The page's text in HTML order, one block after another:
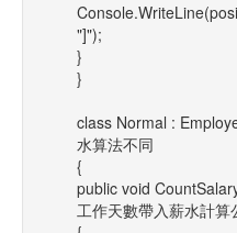
"]");
}
}
class Normal :
水算法不同
{
public void
工作天數帶入薪水計算